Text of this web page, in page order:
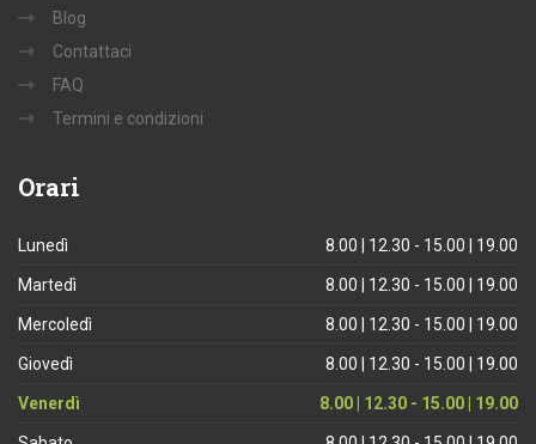
Blog
Contattaci
FAQ
Termini e condizioni
Orari
Lunedì 8.00 | 12.30 - 15.00 | 19.00
Martedì 8.00 | 12.30 - 15.00 | 19.00
Mercoledì 8.00 | 12.30 - 15.00 | 19.00
Giovedì 8.00 | 12.30 - 15.00 | 19.00
Venerdì 8.00 | 12.30 - 15.00 | 19.00